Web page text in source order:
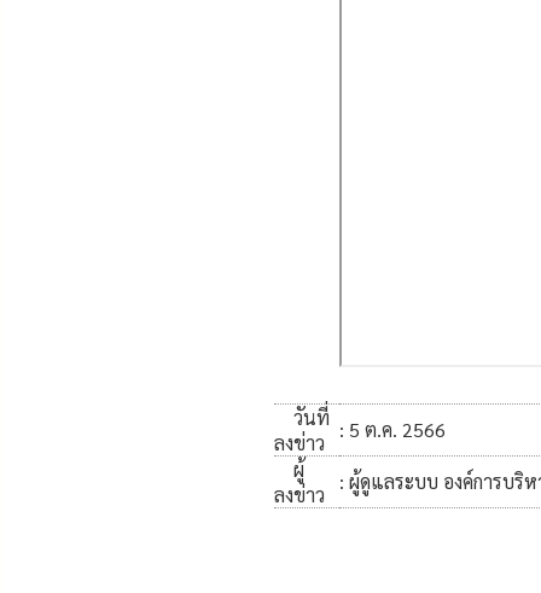
วันที่
ลงข่าว
: 5 ต.ค. 2566
ผู้
ลงข่าว
: ผู้ดูแลระบบ องค์การบริ